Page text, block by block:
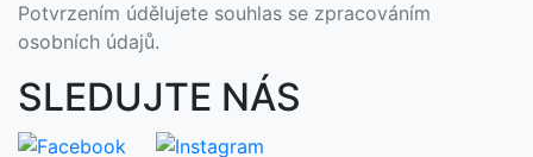
Potvrzením údělujete souhlas se zpracováním
osobních údajů.
SLEDUJTE NÁS